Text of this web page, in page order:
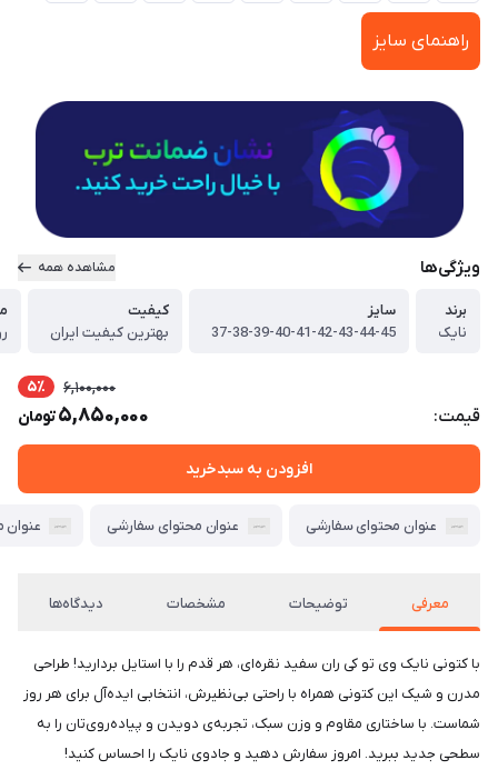
راهنمای سایز
ویژگی‌ها مشاهده همه
برند
نایک
سایز
37-38-39-40-41-42-43-44-45
کیفیت
بهترین کیفیت ایران
قیمت:
6,100,000 5٪
5,850,000تومان
افزودن به سبدخرید
عنوان محتوای سفارشی عنوان محتوای سفارشی عنوان
معرفی توضیحات مشخصات دیدگاه‌ها
با کتونی نایک وی تو کی ران سفید نقره‌ای، هر قدم را با استایل بردارید! طراحی
مدرن و شیک این کتونی همراه با راحتی بی‌نظیرش، انتخابی ایده‌آل برای هر روز
شماست. با ساختاری مقاوم و وزن سبک، تجربه‌ی دویدن و پیاده‌روی‌تان را به
سطحی جدید ببرید. امروز سفارش دهید و جادوی نایک را احساس کنید!